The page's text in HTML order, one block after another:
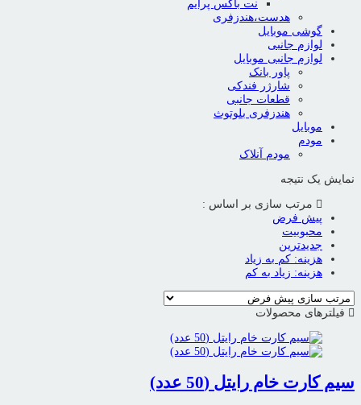
نت باکس پرایم
هدست،هندزفری
گوشی موبایل
لوازم جانبی
لوازم جانبی موبایل
پاور بانک
شارژر فندکی
قطعات جانبی
هندزفری بلوتوث
موبایل
مودم
مودم آنلاک
نمایش یک نتیجه
مرتب سازی بر اساس :
پیش فرض
محبوبیت
جدیدترین
هزینه: کم به زیاد
هزینه: زیاد به کم
فیلترهای محصولات
سیم کارت خام رایتل (50 عدد)